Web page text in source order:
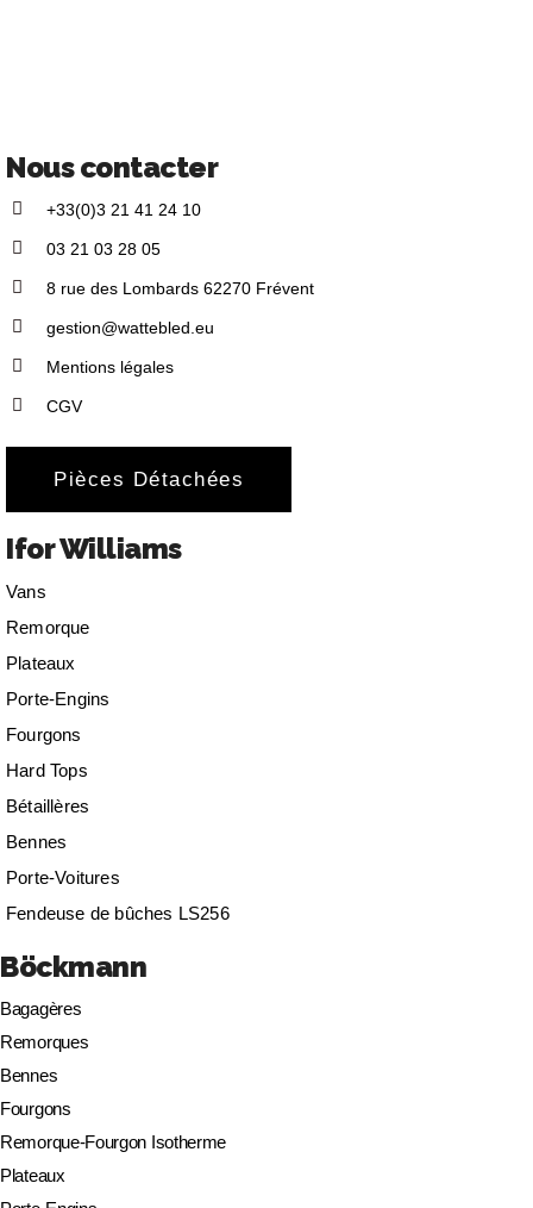
Nous contacter
+33(0)3 21 41 24 10
03 21 03 28 05
8 rue des Lombards 62270 Frévent
gestion@wattebled.eu
Mentions légales
CGV
Pièces Détachées
Ifor Williams
Vans
Remorque
Plateaux
Porte-Engins
Fourgons
Hard Tops
Bétaillères
Bennes
Porte-Voitures
Fendeuse de bûches LS256
Böckmann
Bagagères
Remorques
Bennes
Fourgons
Remorque-Fourgon Isotherme
Plateaux